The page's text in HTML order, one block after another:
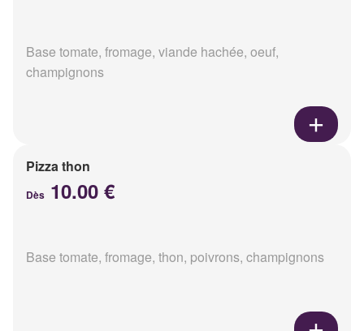
Base tomate, fromage, viande hachée, oeuf,
champignons
Pizza thon
Dès 10.00 €
Base tomate, fromage, thon, poivrons, champignons